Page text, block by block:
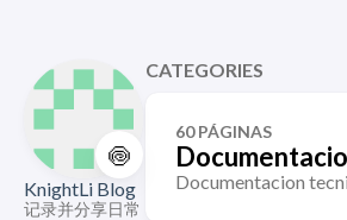
🍥
KnightLi Blog
记录并分享日常
CATEGORIES
60 PÁGINAS
Documentacion